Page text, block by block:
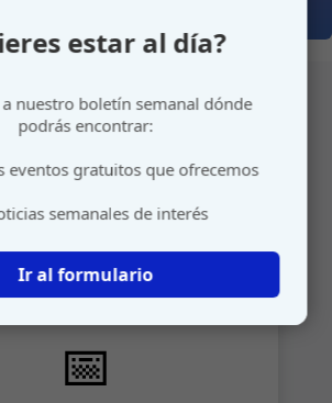
personalizada
o envíenos sus sugerencias de
📅
estar al día?
a nuestro boletín semanal dónde
podrás encontrar:
eventos gratuitos que ofrecemos
semanales de interés
Ir al formulario